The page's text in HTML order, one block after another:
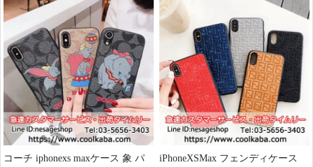
note8/9 カバー カラー アイホン8
8plusケース 芸能人愛用 新作通販
サギ ブランドiphone8plus ケース
mcm 韓国風iphone7/6s plusソフト
レザーケース 高品質 海外新作
コーチ iphonexs maxケース 象 パ
iPhoneXSMax フェンディケース